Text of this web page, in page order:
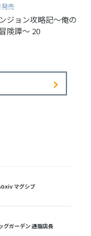
売
ジョン攻略記～俺の
険譚～ 20
マグシブ
グガーデン 通販店長